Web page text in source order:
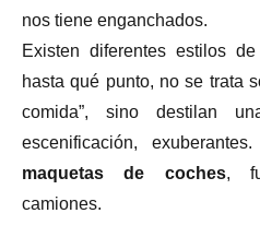
nos tiene enganchados.
Existen diferentes estilos
hasta qué punto, no se trata
comida”, sino destilan
escenificación,
maquetas de coches,
camiones.